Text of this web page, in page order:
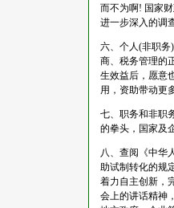
而不为啊! 国家
进一步深入的调
六、个人(非职务
商、税务管理的
生效益后，愿意
用，资助带动更
七、职务和非职
的拳头，国家及
八、查阅《中华
助试制转化的规
着力自主创新，
会上的讲话精神